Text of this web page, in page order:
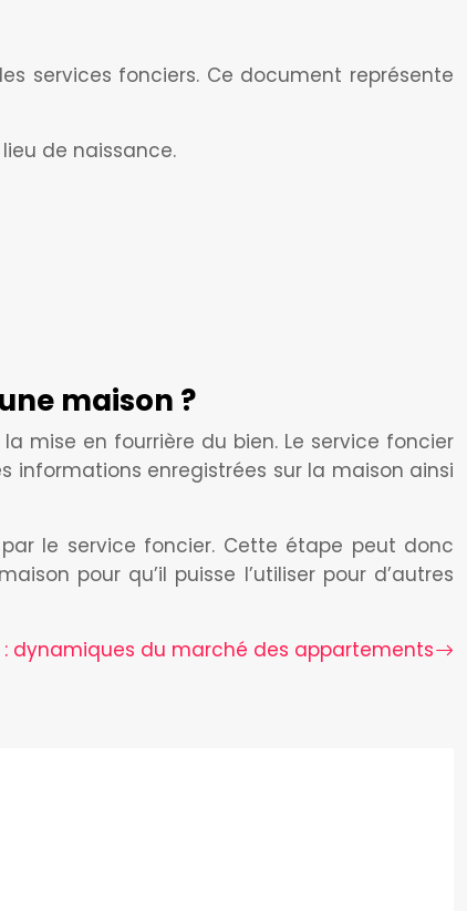
services fonciers. Ce document représente
de naissance.
maison ?
mise en fourrière du bien. Le service foncier
informations enregistrées sur la maison ainsi
le service foncier. Cette étape peut donc
pour qu’il puisse l’utiliser pour d’autres
: dynamiques du marché des appartements